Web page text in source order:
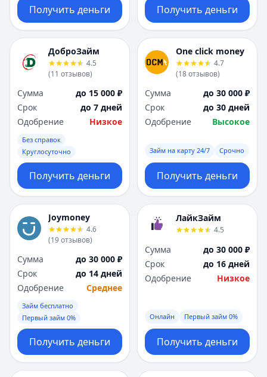
Получить деньги Получить деньги
ДоброЗайм
4.5
(11 отзывов)
Сумма
до 15 000 ₽
Срок
до 7 дней
Одобрение
Низкое
Без справок
Круглосуточно
Получить деньги
One click money
4.7
(18отзывов)
Сумма
до 30 000 ₽
Срок
до 30 дней
Одобрение
Высокое
Займ на карту 24/7 Срочно
Получить деньги
Joymoney
4.6
(19отзывов)
Сумма
до 30 000 ₽
Срок
до 14 дней
Одобрение
Среднее
Займ бесплатно
Первый займ 0%
Получить деньги
ЛайкЗайм
4.5
Сумма
до 30 000 ₽
Срок
до 16 дней
Одобрение
Низкое
Онлайн Первый займ 0%
Получить деньги